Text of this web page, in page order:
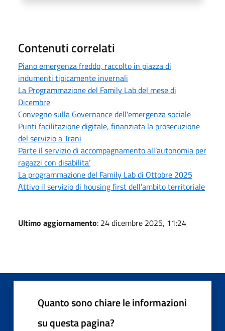
Contenuti correlati
Piano emergenza freddo, raccolto in piazza di
indumenti tipicamente invernali
La Programmazione del Family Lab del mese di
Dicembre
Convegno sulla Governance dell'emergenza sociale
Punti facilitazione digitale, finanziata la prosecuzione
del servizio a Trani
Parte il servizio di accompagnamento all’autonomia per
ragazzi con disabilita’
La programmazione del Family Lab di Ottobre 2025
Attivo il servizio di housing first dell’ambito territoriale
Ultimo aggiornamento: 24 dicembre 2025, 11:24
Quanto sono chiare le informazioni
su questa pagina?